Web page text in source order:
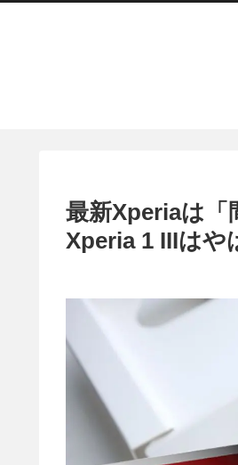
最新Xperiaは「
Xperia 1 IIIはや